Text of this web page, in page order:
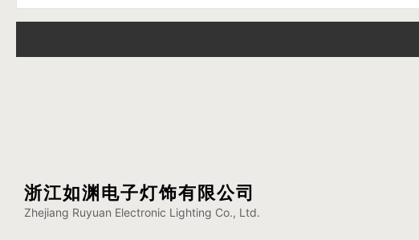
浙江如渊电子灯饰有限公司
Zhejiang Ruyuan Electronic Lighting Co., Ltd.